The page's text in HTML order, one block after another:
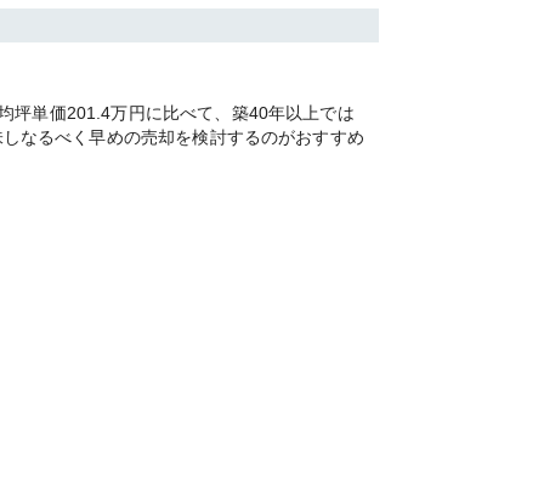
坪単価201.4万円に比べて、築40年以上では
なるべく早めの売却を検討するのがおすすめ